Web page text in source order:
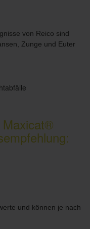
von Reico sind
Zunge und Euter
Maxicat®
und können je nach